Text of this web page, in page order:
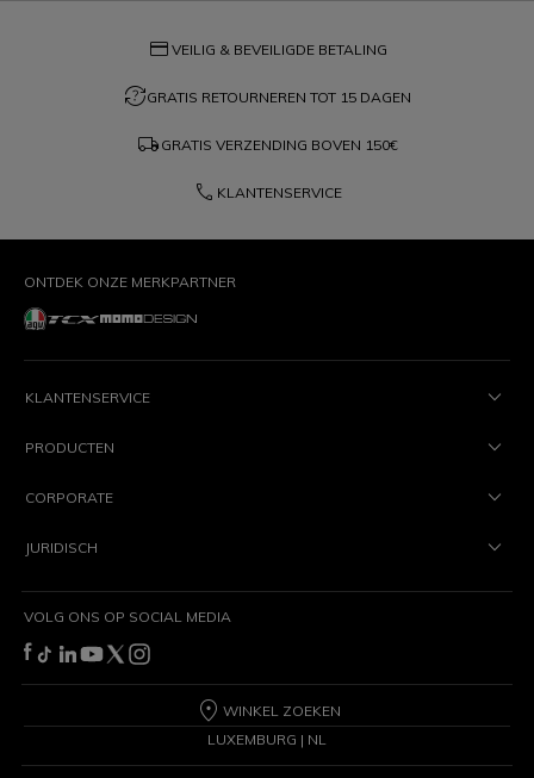
credit_card VEILIG & BEVEILIGDE BETALING
question_exchangeGRATIS RETOURNEREN TOT 15 DAGEN
local_shipping GRATIS VERZENDING BOVEN 150€
phone KLANTENSERVICE
ONTDEK ONZE MERKPARTNER
KLANTENSERVICE
PRODUCTEN
CORPORATE
JURIDISCH
VOLG ONS OP SOCIAL MEDIA
WINKEL ZOEKEN
LUXEMBURG | NL